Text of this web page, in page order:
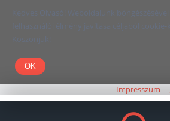
Kedves Olvasó! Weboldalunk
felhasználói élmény javítása céljából cookie-
Köszönjük!
Impresszum